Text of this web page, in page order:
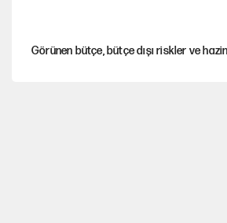
Görünen bütçe, bütçe dışı riskler ve